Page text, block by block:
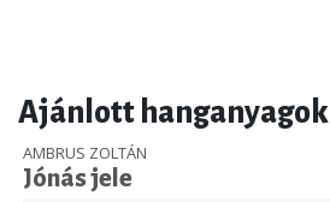
Ajánlott hanganyagok
AMBRUS ZOLTÁN
Jónás jele